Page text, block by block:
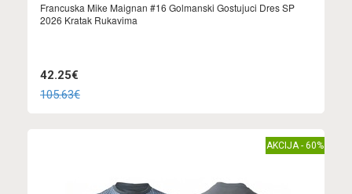
Francuska Mike Maignan #16 Golmanski Gostujuci Dres SP
2026 Kratak Rukavima
42.25€
105.63€
AKCIJA - 60%